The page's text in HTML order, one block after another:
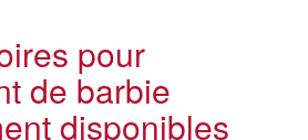
pour
de barbie
disponibles